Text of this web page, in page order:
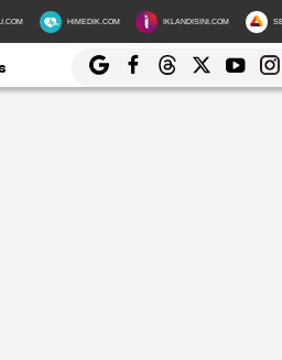
HIMEDIK.COM IKLANDISINI.COM